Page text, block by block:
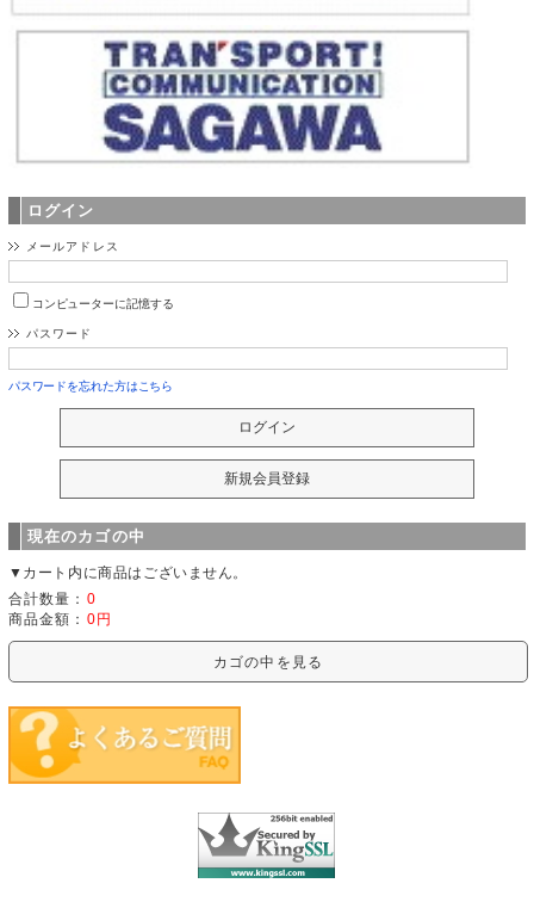
ログイン
メールアドレス
コンピューターに記憶する
パスワード
パスワードを忘れた方はこちら
現在のカゴの中
▼カート内に商品はございません。
合計数量： 0
商品金額： 0円
カゴの中を見る